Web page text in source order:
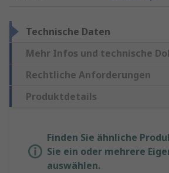
Technische Daten
Mehr Infos und technische
Rechtliche Anforderungen
Produktdetails
Finden Sie ähnliche
Sie ein oder mehrere
auswählen.